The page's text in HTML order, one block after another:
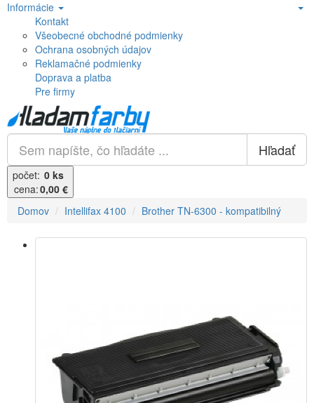
Informácie
Kontakt
Všeobecné obchodné podmienky
Ochrana osobných údajov
Reklamačné podmienky
Doprava a platba
Pre firmy
Hľadať
počet: 0 ks
cena:0,00 €
Domov
Intellifax 4100 Brother TN-6300 - kompatibilný